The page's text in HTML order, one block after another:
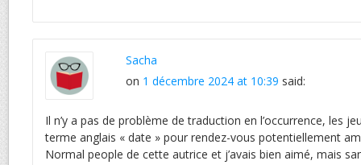
Sacha
on 1 décembre 2024 at 10:39 said:
Il n’y a pas de problème de traduction en l’occurrence, les
terme anglais « date » pour rendez-vous potentiellement
Normal people de cette autrice et j’avais bien aimé, mais